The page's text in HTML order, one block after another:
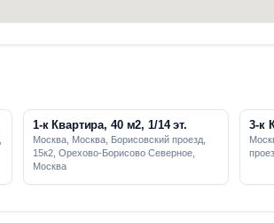
1-к Квартира, 40 м2, 1/14 эт.
Москва, Москва, Борисовский проезд,
15к2, Орехово-Борисово Северное,
Москва
3-к